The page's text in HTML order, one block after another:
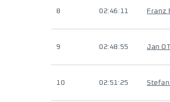
8 02:46:11 Franz
9 02:48:55 Jan
10 02:51:25